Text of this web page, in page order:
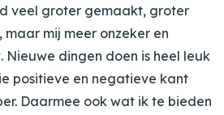
veel groter gemaakt, groter
mij meer onzeker en
Nieuwe dingen doen is heel leuk
positieve en negatieve kant
Daarmee ook wat ik te bieden